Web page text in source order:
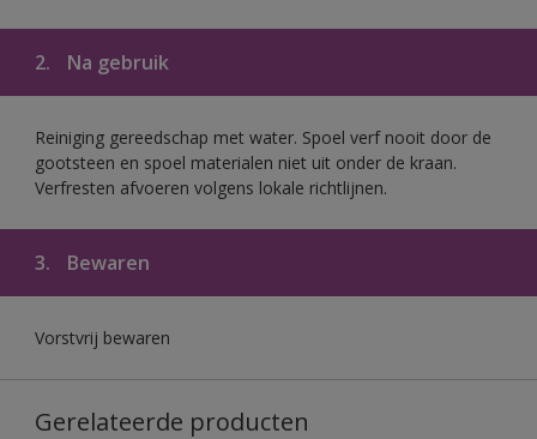
2. Na gebruik
Reiniging gereedschap met water. Spoel verf nooit door de
gootsteen en spoel materialen niet uit onder de kraan.
Verfresten afvoeren volgens lokale richtlijnen.
3. Bewaren
Vorstvrij bewaren
Gerelateerde producten